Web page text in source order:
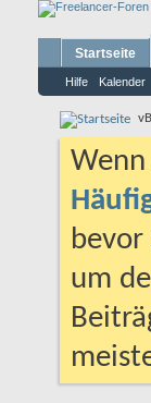
Startseite
Hilfe Kalender
bevor
um